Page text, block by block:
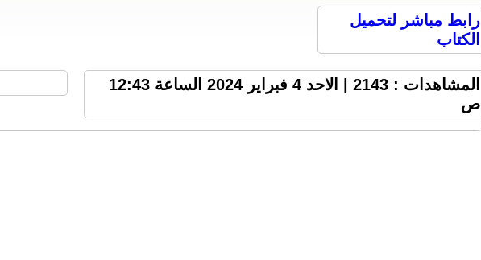
رابط مباشر لتحميل
الكتاب
المشاهدات : 2143 | الاحد 4 فبراير 2024 الساعة 12:43
ص